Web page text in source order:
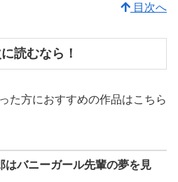
目次へ
読むなら！
た方におすすめの作品はこちら
はバニーガール先輩の夢を見